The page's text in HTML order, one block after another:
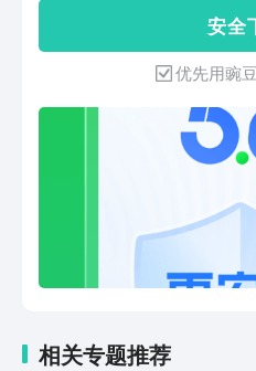
更顺畅】去
干扰，还用
钱】热点推
能，强化网
前网络状况
联网满血版
用深度思考
度、更强大
解惑！客服
安 全
优先用豌
相关专题推荐